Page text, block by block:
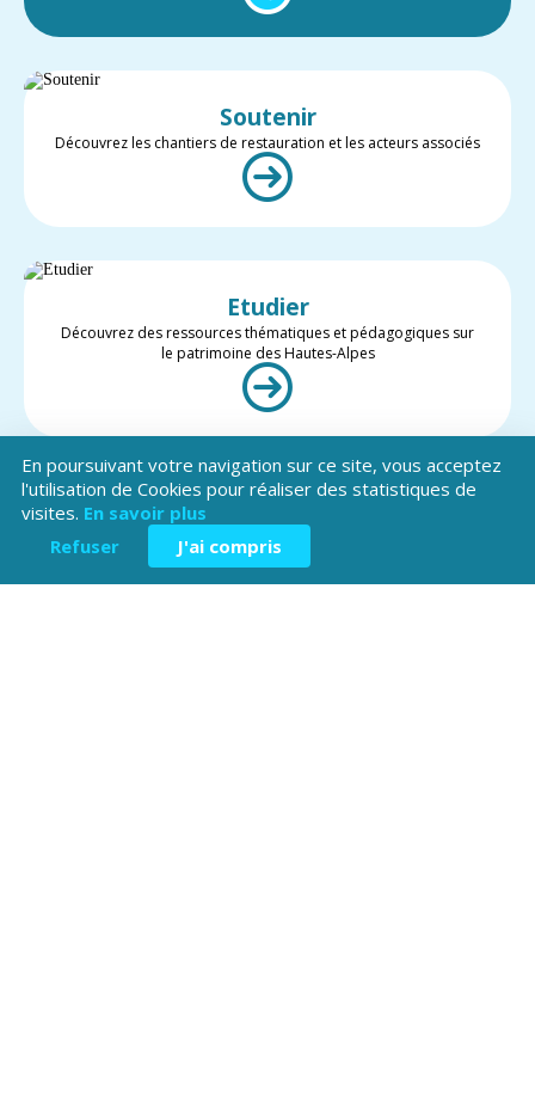
Soutenir
Découvrez les chantiers de restauration et les acteurs associés
Etudier
Découvrez des ressources thématiques et pédagogiques sur
le patrimoine des Hautes-Alpes
Valoriser
Restez informé des projets et des actualités du patrimoine des
Hautes-Alpes
En poursuivant votre navigation sur ce site, vous acceptez
l'utilisation de Cookies pour réaliser des statistiques de
visites. En savoir plus
Refuser
J'ai compris